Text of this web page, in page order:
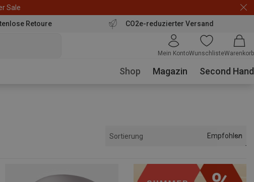
Sale
Retoure CO2e-reduzierter Versand
Mein KontoWunschlisteWarenkorb
Shop Magazin Second Hand
Sortierung Empfohlen